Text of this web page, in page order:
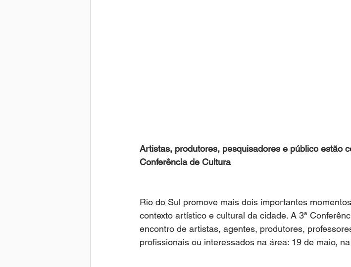
Artistas, produtores, pesquisadores e público estão
Conferência de Cultura
Rio do Sul promove mais dois importantes
contexto artístico e cultural da cidade. A 3ª
encontro de artistas, agentes, produtores,
profissionais ou interessados na área: 19 de maio,